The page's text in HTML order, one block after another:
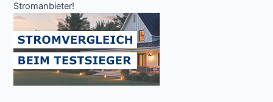
Stromanbieter!